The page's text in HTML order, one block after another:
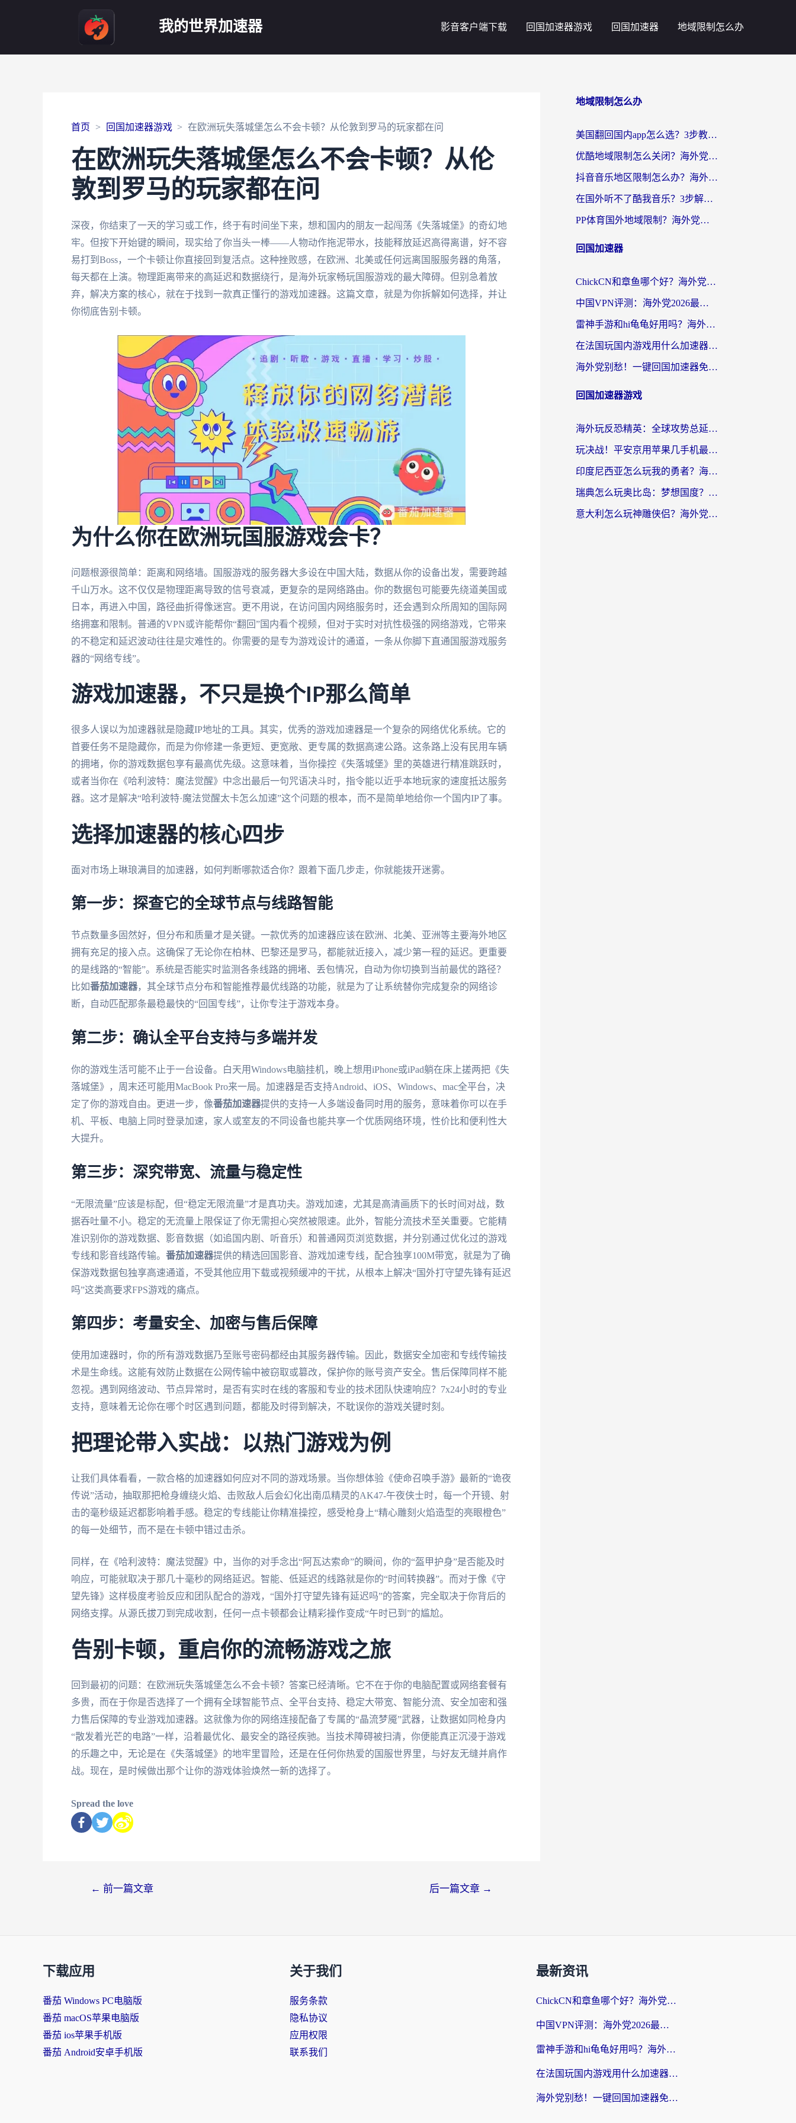
我的世界加速器 影音客户端下载 回国加速器游戏 回国加速器 地域限制怎么办
首页 回国加速器游戏 在欧洲玩失落城堡怎么不会卡顿？从伦敦到罗马的玩家都在问
在欧洲玩失落城堡怎么不会卡顿？从伦
敦到罗马的玩家都在问
深夜，你结束了一天的学习或工作，终于有时间坐下来，想和国内的朋友一起闯荡《失落城堡》的奇幻地
牢。但按下开始键的瞬间，现实给了你当头一棒——人物动作拖泥带水，技能释放延迟高得离谱，好不容
易打到Boss，一个卡顿让你直接回到复活点。这种挫败感，在欧洲、北美或任何远离国服服务器的角落，
每天都在上演。物理距离带来的高延迟和数据绕行，是海外玩家畅玩国服游戏的最大障碍。但别急着放
弃，解决方案的核心，就在于找到一款真正懂行的游戏加速器。这篇文章，就是为你拆解如何选择，并让
你彻底告别卡顿。
为什么你在欧洲玩国服游戏会卡？
问题根源很简单：距离和网络墙。国服游戏的服务器大多设在中国大陆，数据从你的设备出发，需要跨越
千山万水。这不仅仅是物理距离导致的信号衰减，更复杂的是网络路由。你的数据包可能要先绕道美国或
日本，再进入中国，路径曲折得像迷宫。更不用说，在访问国内网络服务时，还会遇到众所周知的国际网
络拥塞和限制。普通的VPN或许能帮你“翻回”国内看个视频，但对于实时对抗性极强的网络游戏，它带来
的不稳定和延迟波动往往是灾难性的。你需要的是专为游戏设计的通道，一条从你脚下直通国服游戏服务
器的“网络专线”。
游戏加速器，不只是换个IP那么简单
很多人误以为加速器就是隐藏IP地址的工具。其实，优秀的游戏加速器是一个复杂的网络优化系统。它的
首要任务不是隐藏你，而是为你修建一条更短、更宽敞、更专属的数据高速公路。这条路上没有民用车辆
的拥堵，你的游戏数据包享有最高优先级。这意味着，当你操控《失落城堡》里的英雄进行精准跳跃时，
或者当你在《哈利波特：魔法觉醒》中念出最后一句咒语决斗时，指令能以近乎本地玩家的速度抵达服务
器。这才是解决“哈利波特·魔法觉醒太卡怎么加速”这个问题的根本，而不是简单地给你一个国内IP了事。
选择加速器的核心四步
面对市场上琳琅满目的加速器，如何判断哪款适合你？跟着下面几步走，你就能拨开迷雾。
第一步：探查它的全球节点与线路智能
节点数量多固然好，但分布和质量才是关键。一款优秀的加速器应该在欧洲、北美、亚洲等主要海外地区
拥有充足的接入点。这确保了无论你在柏林、巴黎还是罗马，都能就近接入，减少第一程的延迟。更重要
的是线路的“智能”。系统是否能实时监测各条线路的拥堵、丢包情况，自动为你切换到当前最优的路径？
比如番茄加速器，其全球节点分布和智能推荐最优线路的功能，就是为了让系统替你完成复杂的网络诊
断，自动匹配那条最稳最快的“回国专线”，让你专注于游戏本身。
第二步：确认全平台支持与多端并发
你的游戏生活可能不止于一台设备。白天用Windows电脑挂机，晚上想用iPhone或iPad躺在床上搓两把《失
落城堡》，周末还可能用MacBook Pro来一局。加速器是否支持Android、iOS、Windows、mac全平台，决
定了你的游戏自由。更进一步，像番茄加速器提供的支持一人多端设备同时用的服务，意味着你可以在手
机、平板、电脑上同时登录加速，家人或室友的不同设备也能共享一个优质网络环境，性价比和便利性大
大提升。
第三步：深究带宽、流量与稳定性
“无限流量”应该是标配，但“稳定无限流量”才是真功夫。游戏加速，尤其是高清画质下的长时间对战，数
据吞吐量不小。稳定的无流量上限保证了你无需担心突然被限速。此外，智能分流技术至关重要。它能精
准识别你的游戏数据、影音数据（如追国内剧、听音乐）和普通网页浏览数据，并分别通过优化过的游戏
专线和影音线路传输。 番茄加速器提供的精选回国影音、游戏加速专线，配合独享100M带宽，就是为了确
保游戏数据包独享高速通道，不受其他应用下载或视频缓冲的干扰，从根本上解决“国外打守望先锋有延迟
吗”这类高要求FPS游戏的痛点。
第四步：考量安全、加密与售后保障
使用加速器时，你的所有游戏数据乃至账号密码都经由其服务器传输。因此，数据安全加密和专线传输技
术是生命线。这能有效防止数据在公网传输中被窃取或篡改，保护你的账号资产安全。售后保障同样不能
忽视。遇到网络波动、节点异常时，是否有实时在线的客服和专业的技术团队快速响应？7x24小时的专业
支持，意味着无论你在哪个时区遇到问题，都能及时得到解决，不耽误你的游戏关键时刻。
把理论带入实战：以热门游戏为例
让我们具体看看，一款合格的加速器如何应对不同的游戏场景。当你想体验《使命召唤手游》最新的“诡夜
传说”活动，抽取那把枪身缠绕火焰、击败敌人后会幻化出南瓜精灵的AK47-午夜侠士时，每一个开镜、射
击的毫秒级延迟都影响着手感。稳定的专线能让你精准操控，感受枪身上“精心雕刻火焰造型的亮眼橙色”
的每一处细节，而不是在卡顿中错过击杀。
同样，在《哈利波特：魔法觉醒》中，当你的对手念出“阿瓦达索命”的瞬间，你的“盔甲护身”是否能及时
响应，可能就取决于那几十毫秒的网络延迟。智能、低延迟的线路就是你的“时间转换器”。而对于像《守
望先锋》这样极度考验反应和团队配合的游戏，“国外打守望先锋有延迟吗”的答案，完全取决于你背后的
网络支撑。从源氏拔刀到完成收割，任何一点卡顿都会让精彩操作变成“午时已到”的尴尬。
告别卡顿，重启你的流畅游戏之旅
回到最初的问题：在欧洲玩失落城堡怎么不会卡顿？答案已经清晰。它不在于你的电脑配置或网络套餐有
多贵，而在于你是否选择了一个拥有全球智能节点、全平台支持、稳定大带宽、智能分流、安全加密和强
力售后保障的专业游戏加速器。这就像为你的网络连接配备了专属的“晶流梦魇”武器，让数据如同枪身内
“散发着光芒的电路”一样，沿着最优化、最安全的路径疾驰。当技术障碍被扫清，你便能真正沉浸于游戏
的乐趣之中，无论是在《失落城堡》的地牢里冒险，还是在任何你热爱的国服世界里，与好友无缝并肩作
战。现在，是时候做出那个让你的游戏体验焕然一新的选择了。
Spread the love
← 前一篇文章 后一篇文章 →
地域限制怎么办
美国翻回国内app怎么选？3步教你无缝刷剧、登12123、访问国内网站
优酷地域限制怎么关闭？海外党亲测有效的追剧加速器选择指南
抖音音乐地区限制怎么办？海外党亲测有效的听歌自由指南
在国外听不了酷我音乐？3步解除手机酷我音乐海外限制，附实测好用加速器
PP体育国外地域限制？海外党看球终极方案：从欧洲杯到奥运会，中文解说不卡顿！
回国加速器
ChickCN和章鱼哪个好？海外党选回国加速器的3个关键维度 + 实用避坑指南
中国VPN评测：海外党2026最全回国加速器选择指南，告别地区限制不踩坑
雷神手游和hi龟龟好用吗？海外党亲测3款回国加速器，教你选对国外到国内加速器
在法国玩国内游戏用什么加速器？2026实测解决延迟卡顿的实用指南
海外党别愁！一键回国加速器免费版怎么选？从踩坑到流畅访问的全攻略
回国加速器游戏
海外玩反恐精英：全球攻势总延迟？从瑞典玩神武4到外国玩黎明觉醒，选对加速器才是关键！
玩决战！平安京用苹果几手机最好？海外党必看的设备+加速器双攻略
印度尼西亚怎么玩我的勇者？海外党国服游戏加速避坑指南（附实况五行师解决方案）
瑞典怎么玩奥比岛：梦想国度？海外党亲测有效的国服游戏加速全攻略
意大利怎么玩神雕侠侣？海外党国服游戏加速终极指南（附欧洲玩王者王国保卫战4不卡技巧）
下载应用
番茄 Windows PC电脑版
番茄 macOS苹果电脑版
番茄 ios苹果手机版
番茄 Android安卓手机版
关于我们
服务条款
隐私协议
应用权限
联系我们
最新资讯
ChickCN和章鱼哪个好？海外党选回国加速器的3个关键维度 + 实用避坑指南
中国VPN评测：海外党2026最全回国加速器选择指南，告别地区限制不踩坑
雷神手游和hi龟龟好用吗？海外党亲测3款回国加速器，教你选对国外到国内加速器
在法国玩国内游戏用什么加速器？2026实测解决延迟卡顿的实用指南
海外党别愁！一键回国加速器免费版怎么选？从踩坑到流畅访问的全攻略